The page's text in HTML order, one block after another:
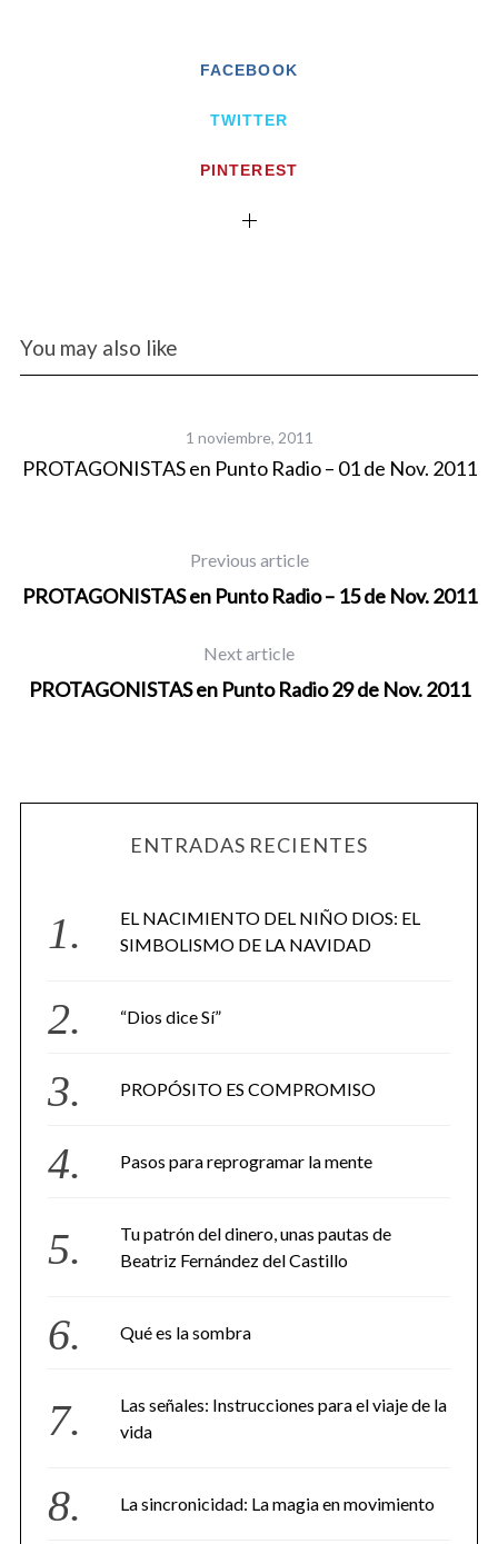
FACEBOOK
TWITTER
PINTEREST
You may also like
1 noviembre, 2011
PROTAGONISTAS en Punto Radio – 01 de Nov. 2011
Previous article
PROTAGONISTAS en Punto Radio – 15 de Nov. 2011
Next article
PROTAGONISTAS en Punto Radio 29 de Nov. 2011
ENTRADAS RECIENTES
EL NACIMIENTO DEL NIÑO DIOS: EL
SIMBOLISMO DE LA NAVIDAD
“Dios dice Sí”
PROPÓSITO ES COMPROMISO
Pasos para reprogramar la mente
Tu patrón del dinero, unas pautas de
Beatriz Fernández del Castillo
Qué es la sombra
Las señales: Instrucciones para el viaje de la
vida
La sincronicidad: La magia en movimiento